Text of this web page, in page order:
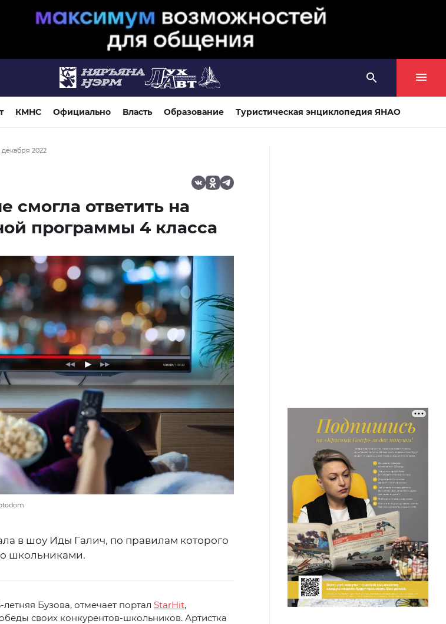
КМНС Официально Власть Образование Туристическая энциклопедия ЯНАО
декабря 2022
смогла ответить на
программы 4 класса
в шоу Иды Галич, по правилам которого
школьниками.
Бузова, отмечает портал StarHit,
своих конкурентов-школьников. Артистка